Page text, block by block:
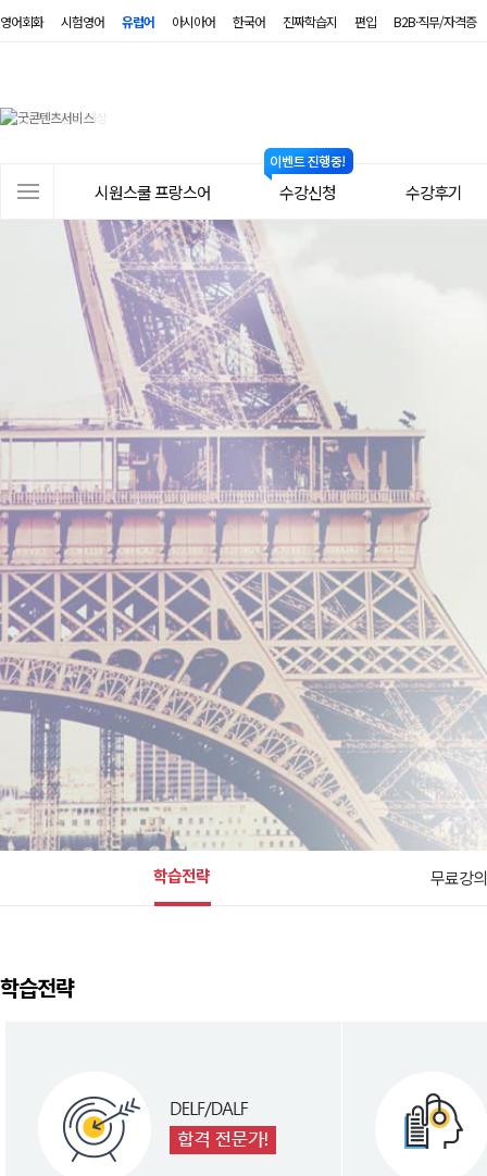
영어회화 시험영어 유럽어 아시아어 한국어 진짜학습지 편입 B2B·직무/자격증
시원스쿨 프랑스어 수강신청 수강후기
학습전략 무료강의
학습전략
통번역대학원 입